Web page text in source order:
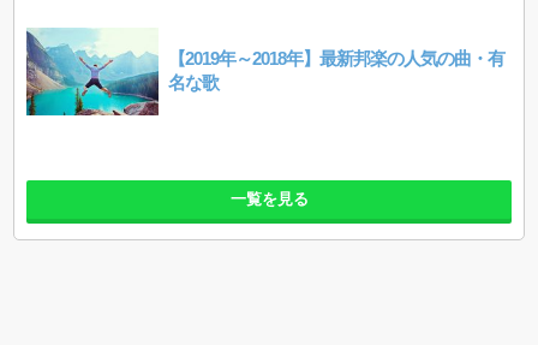
【2019年～2018年】最新邦楽の人気の曲・有
名な歌
一覧を見る